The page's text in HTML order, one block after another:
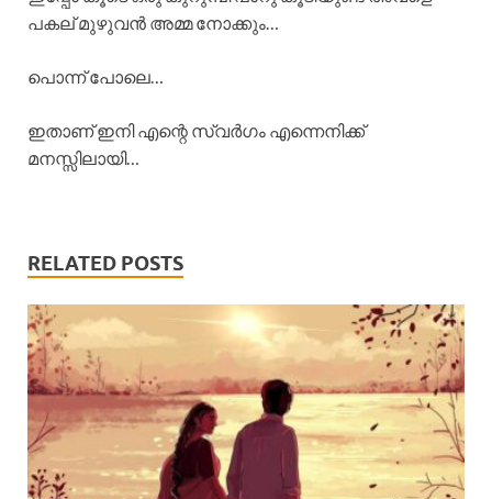
പകല് മുഴുവൻ അമ്മ നോക്കും…
പൊന്ന് പോലെ…
ഇതാണ് ഇനി എന്റെ സ്വർഗം എന്നെനിക്ക്
മനസ്സിലായി…
RELATED POSTS